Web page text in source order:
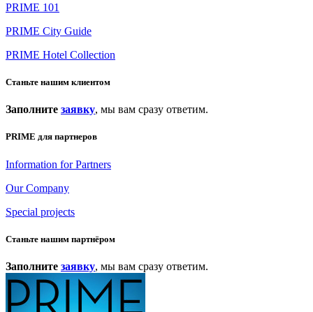
PRIME 101
PRIME City Guide
PRIME Hotel Collection
Станьте нашим клиентом
Заполните заявку, мы вам сразу ответим.
PRIME для партнеров
Information for Partners
Our Company
Special projects
Станьте нашим партнёром
Заполните заявку, мы вам сразу ответим.